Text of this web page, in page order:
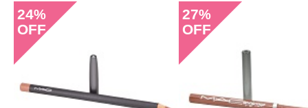
24%
OFF
27%
OFF